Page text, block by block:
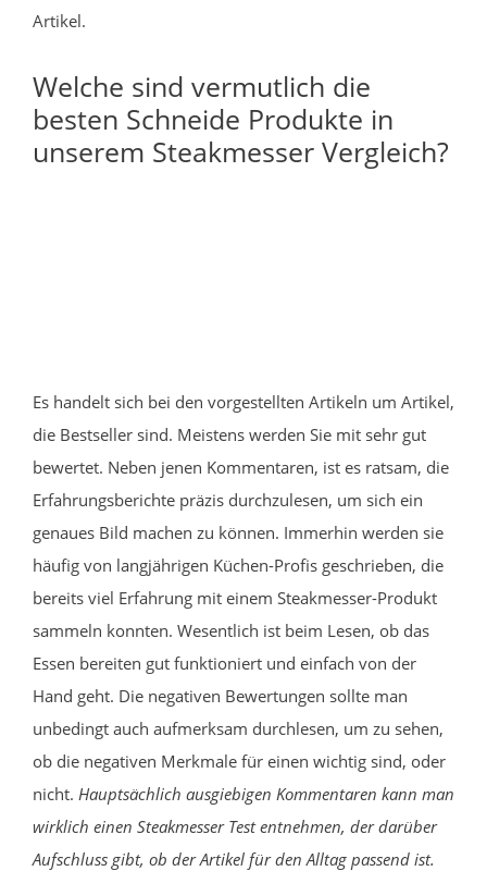
Artikel.
Welche sind vermutlich die
besten Schneide Produkte in
unserem Steakmesser Vergleich?
Es handelt sich bei den vorgestellten Artikeln um Artikel,
die Bestseller sind. Meistens werden Sie mit sehr gut
bewertet. Neben jenen Kommentaren, ist es ratsam, die
Erfahrungsberichte präzis durchzulesen, um sich ein
genaues Bild machen zu können. Immerhin werden sie
häufig von langjährigen Küchen-Profis geschrieben, die
bereits viel Erfahrung mit einem Steakmesser-Produkt
sammeln konnten. Wesentlich ist beim Lesen, ob das
Essen bereiten gut funktioniert und einfach von der
Hand geht. Die negativen Bewertungen sollte man
unbedingt auch aufmerksam durchlesen, um zu sehen,
ob die negativen Merkmale für einen wichtig sind, oder
nicht. Hauptsächlich ausgiebigen Kommentaren kann man
wirklich einen Steakmesser Test entnehmen, der darüber
Aufschluss gibt, ob der Artikel für den Alltag passend ist.